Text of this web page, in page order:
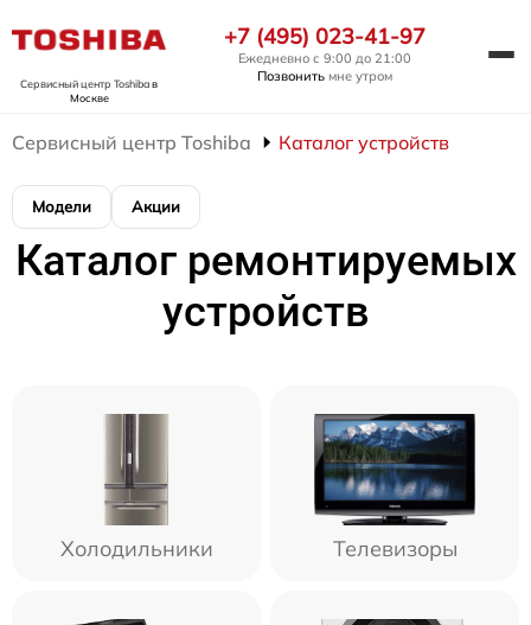
Сервисный центр Toshibaв
Москве
+7 (495) 023-41-97
Ежедневно с 9:00 до 21:00
Позвонить мне утром
Сервисный центр Toshiba Каталог устройств
Модели Акции
Каталог ремонтируемых
устройств
Холодильники Телевизоры